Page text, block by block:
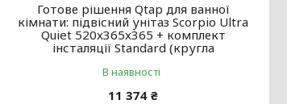
Готове рішення Qtap для ванної
кімнати: підвісний унітаз Scorpio Ultra
Quiet 520x365x365 + комплект
інсталяції Standard (кругла
В наявності
11 374 ₴